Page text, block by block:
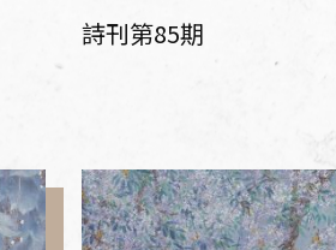
詩刊第85期